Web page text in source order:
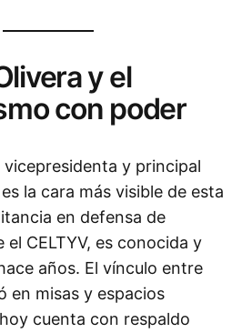
y el
con poder
y principal
la cara más visible de esta
en defensa de
el CELTYV, es conocida y
años. El vínculo entre
en misas y espacios
cuenta con respaldo